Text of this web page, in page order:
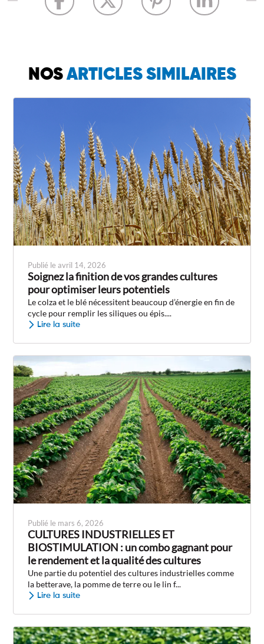
NOSARTICLES SIMILAIRES
Publié le avril 14, 2026
Soignez la finition de vos grandes cultures
pour optimiser leurs potentiels
Le colza et le blé nécessitent beaucoup d’énergie en fin de
cycle pour remplir les siliques ou épis....
Lire la suite
Publié le mars 6, 2026
CULTURES INDUSTRIELLES ET
BIOSTIMULATION : un combo gagnant pour
le rendement et la qualité des cultures
Une partie du potentiel des cultures industrielles comme
la betterave, la pomme de terre ou le lin f...
Lire la suite